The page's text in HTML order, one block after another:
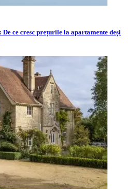
ce cresc prețurile la apartamente deși